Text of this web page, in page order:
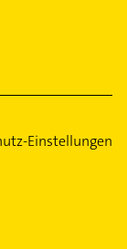
Einstellungen